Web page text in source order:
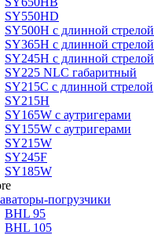
SY550HD
SY500H с длинной стрелой
SY365H с длинной стрелой
SY245H с длинной стрелой
SY225 NLC габаритный
SY215C с длинной стрелой
SY215H
SY165W с аутригерами
SY155W с аутригерами
SY215W
SY245F
SY185W
погрузчики
BHL 95
BHL 105